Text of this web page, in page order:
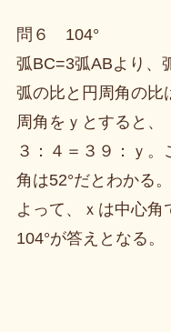
問６ 104°
弧BC=3弧ABより、
弧の比と円周角の比
周角をｙとすると、
３：４＝３９：ｙ
角は52°だとわかる。
よって、ｘは中心角
104°が答えとなる。